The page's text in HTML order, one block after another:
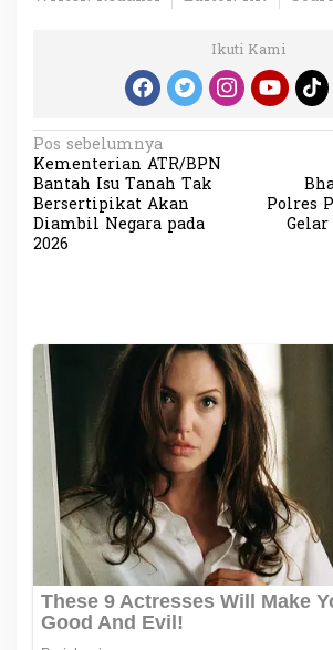
Ikuti Kami
N
a
v
i
s
i
p
o
Pos sebelumnya
Kementerian ATR/BPN
Bantah Isu Tanah Tak
Bersertipikat Akan
Diambil Negara pada
2026
Polres